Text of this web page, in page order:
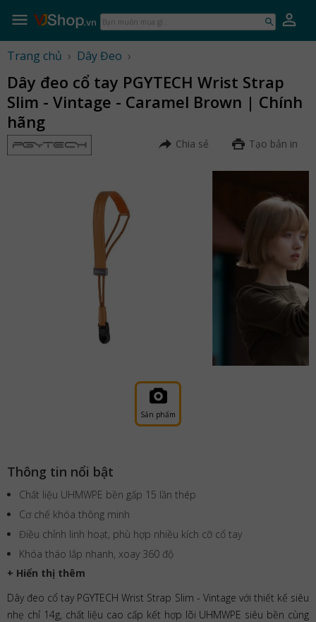
Bạn
muốn
gì...
Trang chủ › Dây Đeo ›
Dây đeo cổ tay PGYTECH Wrist Strap
Slim - Vintage - Caramel Brown | Chính
hãng
Chia sẻ Tạo bản in
Sản phẩm
Thông tin nổi bật
Chất liệu UHMWPE bền gấp 15 lần thép
Cơ chế khóa thông minh
Điều chỉnh linh hoạt, phù hợp nhiều kích cỡ cổ tay
Khóa tháo lắp nhanh, xoay 360 độ
+ Hiển thị thêm
Dây đeo cổ tay PGYTECH Wrist Strap Slim - Vintage với thiết kế siêu
nhẹ chỉ 14g, chất liệu cao cấp kết hợp lõi UHMWPE siêu bền cùng